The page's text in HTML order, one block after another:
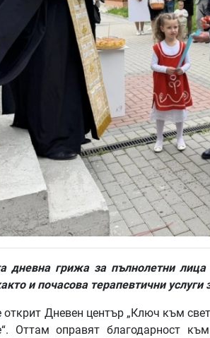
дневна грижа за пълнолетни
и почасова терапевтични
открит Дневен център „Ключ към
Оттам оправят благодарност